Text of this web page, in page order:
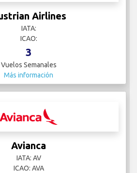
Airlines
IATA:
ICAO:
3
Vuelos Semanales
Más información
Avianca
IATA: AV
ICAO: AVA